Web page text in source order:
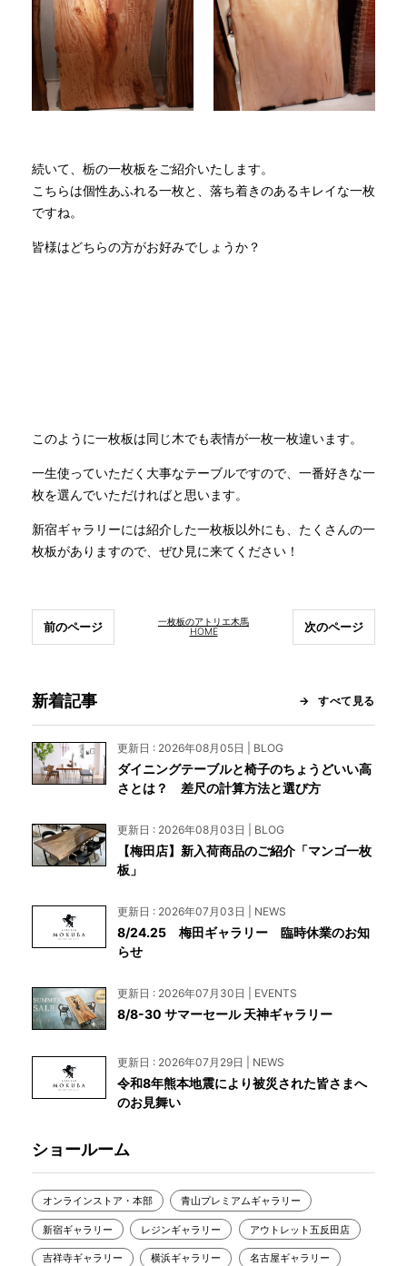
続いて、栃の一枚板をご紹介いたします。
こちらは個性あふれる一枚と、落ち着きのあるキレイな一枚
ですね。
皆様はどちらの方がお好みでしょうか？
このように一枚板は同じ木でも表情が一枚一枚違います。
一生使っていただく大事なテーブルですので、一番好きな一
枚を選んでいただければと思います。
新宿ギャラリーには紹介した一枚板以外にも、たくさんの一
枚板がありますので、ぜひ見に来てください！
一枚板のアトリエ木馬
HOME
前のページ 次のページ
新着記事 すべて見る
更新日 : 2026年08月05日 | BLOG
ダイニングテーブルと椅子のちょうどいい高
さとは？ 差尺の計算方法と選び方
更新日 : 2026年08月03日 | BLOG
【梅田店】新入荷商品のご紹介「マンゴ一枚
板」
更新日 : 2026年07月03日 | NEWS
8/24.25 梅田ギャラリー 臨時休業のお知
らせ
更新日 : 2026年07月30日 | EVENTS
8/8-30 サマーセール 天神ギャラリー
更新日 : 2026年07月29日 | NEWS
令和8年熊本地震により被災された皆さまへ
のお見舞い
ショールーム
オンラインストア・本部 青山プレミアムギャラリー
新宿ギャラリー レジンギャラリー アウトレット五反田店
吉祥寺ギャラリー 横浜ギャラリー 名古屋ギャラリー